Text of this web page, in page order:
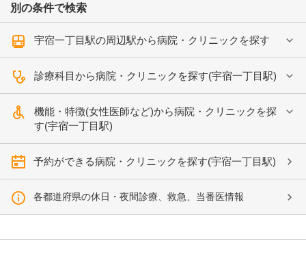
別の条件で検索
宇宿一丁目駅の周辺駅から病院・クリニックを探す
診療科目から病院・クリニックを探す(宇宿一丁目駅)
機能・特徴(女性医師など)から病院・クリニックを探
す(宇宿一丁目駅)
予約ができる病院・クリニックを探す(宇宿一丁目駅)
各都道府県の休日・夜間診療、救急、当番医情報